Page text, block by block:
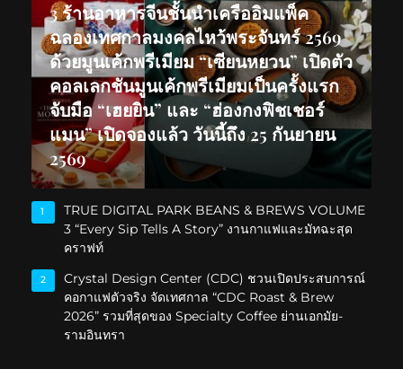
3 ร้านอาหารจีนชั้นนำเครืออิมแพ็ค
ฉลองเทศกาลมงคลไหว้พระจันทร์ 2569
ด้วยมูนเค้กพรีเมียม “เซียนหยวน” เปิดตัว
คอลเลกชันมูนเค้กพรีเมียมเป็นครั้งแรก
จับมือ “เฮยยิน” และ “ฮ่องกงฟิชเชอร์
แมน” เปิดจองแล้ว วันนี้ถึง 25 กันยายน
2569
1
TRUE DIGITAL PARK BEANS & BREWS VOLUME
3 “Every Sip Tells A Story” งานกาแฟและมัทฉะสุด
คราฟท์
2
Crystal Design Center (CDC) ชวนเปิดประสบการณ์
คอกาแฟตัวจริง จัดเทศกาล “CDC Roast & Brew
2026” รวมที่สุดของ Specialty Coffee ย่านเอกมัย-
รามอินทรา